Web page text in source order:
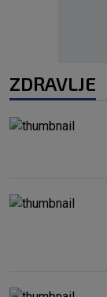
ZDRAVLJE